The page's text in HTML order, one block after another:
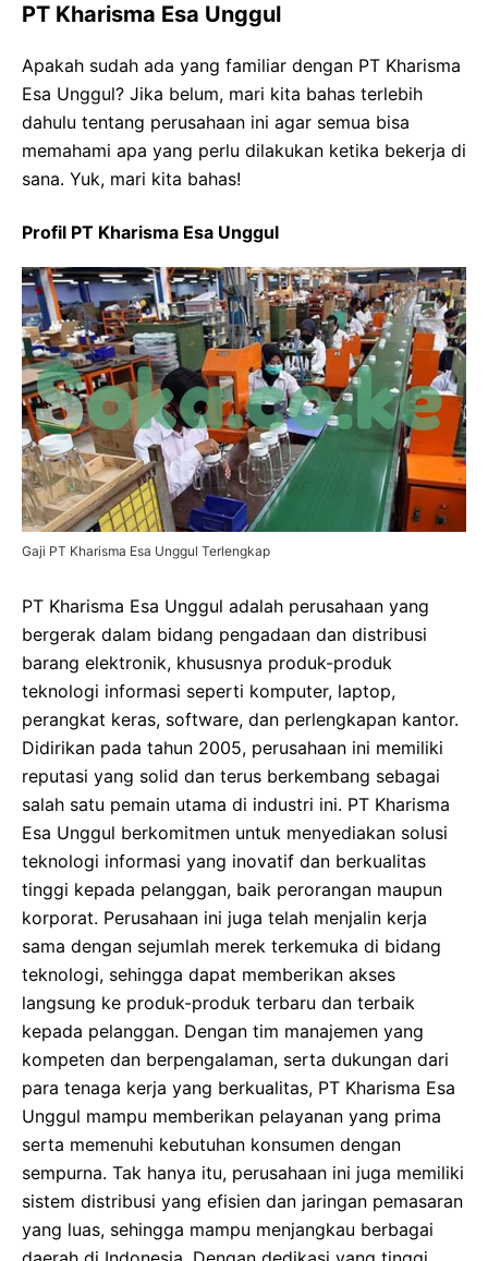
PT Kharisma Esa Unggul
Apakah sudah ada yang familiar dengan PT Kharisma
Esa Unggul? Jika belum, mari kita bahas terlebih
dahulu tentang perusahaan ini agar semua bisa
memahami apa yang perlu dilakukan ketika bekerja di
sana. Yuk, mari kita bahas!
Profil PT Kharisma Esa Unggul
Gaji PT Kharisma Esa Unggul Terlengkap
PT Kharisma Esa Unggul adalah perusahaan yang
bergerak dalam bidang pengadaan dan distribusi
barang elektronik, khususnya produk-produk
teknologi informasi seperti komputer, laptop,
perangkat keras, software, dan perlengkapan kantor.
Didirikan pada tahun 2005, perusahaan ini memiliki
reputasi yang solid dan terus berkembang sebagai
salah satu pemain utama di industri ini. PT Kharisma
Esa Unggul berkomitmen untuk menyediakan solusi
teknologi informasi yang inovatif dan berkualitas
tinggi kepada pelanggan, baik perorangan maupun
korporat. Perusahaan ini juga telah menjalin kerja
sama dengan sejumlah merek terkemuka di bidang
teknologi, sehingga dapat memberikan akses
langsung ke produk-produk terbaru dan terbaik
kepada pelanggan. Dengan tim manajemen yang
kompeten dan berpengalaman, serta dukungan dari
para tenaga kerja yang berkualitas, PT Kharisma Esa
Unggul mampu memberikan pelayanan yang prima
serta memenuhi kebutuhan konsumen dengan
sempurna. Tak hanya itu, perusahaan ini juga memiliki
sistem distribusi yang efisien dan jaringan pemasaran
yang luas, sehingga mampu menjangkau berbagai